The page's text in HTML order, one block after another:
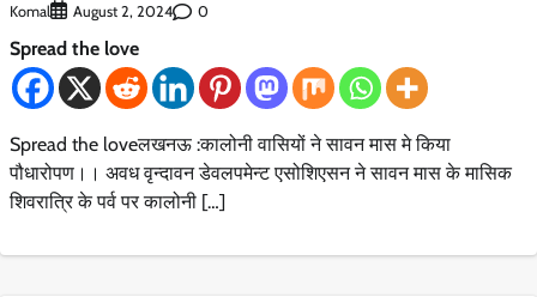
Komal August 2, 2024 0
Spread the love
Spread the loveलखनऊ :कालोनी वासियों ने सावन मास मे किया
पौधारोपण।। अवध वृन्दावन डेवलपमेन्ट एसोशिएसन ने सावन मास के मासिक
शिवरात्रि के पर्व पर कालोनी […]